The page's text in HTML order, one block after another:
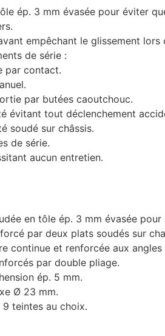
ép. 3 mm évasée pour éviter
empêchant le glissement lors
de série :
par contact.
par butées caoutchouc.
évitant tout déclenchement
soudé sur châssis.
de série.
aucun entretien.
en tôle ép. 3 mm évasée
par deux plats soudés sur
continue et renforcée aux angles
par double pliage.
ép. 5 mm.
Ø 23 mm.
teintes au choix.